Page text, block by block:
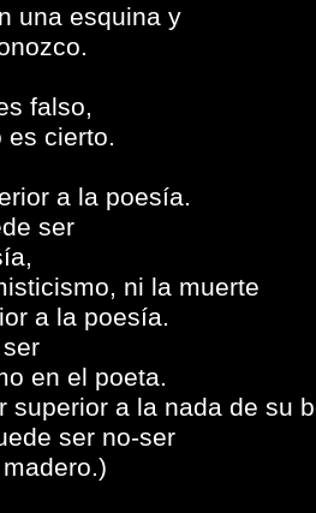
una esquina y
falso,
es cierto.
a la poesía.
ser
ni la muerte
a la poesía.
en el poeta.
superior a la nada de su
ser no-ser